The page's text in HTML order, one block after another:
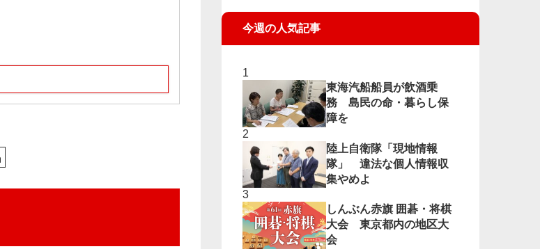
今週の人気記事
東海汽船船員が飲酒乗
務 島民の命・暮らし保
障を
陸上自衛隊「現地情報
隊」 違法な個人情報収
集やめよ
しんぶん赤旗 囲碁・将棋
大会 東京都内の地区大
会